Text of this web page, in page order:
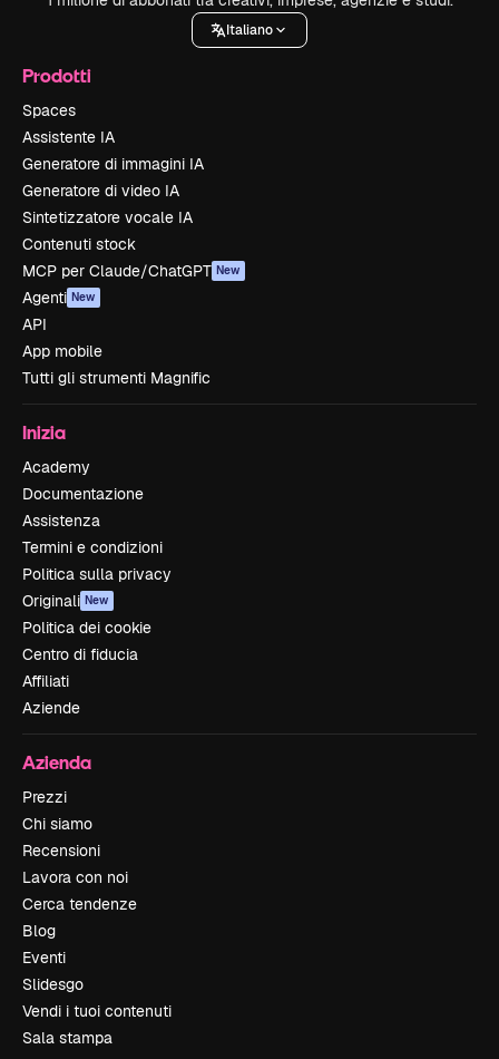
Italiano
Prodotti
Spaces
Assistente IA
Generatore di immagini IA
Generatore di video IA
Sintetizzatore vocale IA
Contenuti stock
MCP per Claude/ChatGPT New
Agenti New
API
App mobile
Tutti gli strumenti Magnific
Inizia
Academy
Documentazione
Assistenza
Termini e condizioni
Politica sulla privacy
Originali New
Politica dei cookie
Centro di fiducia
Affiliati
Aziende
Azienda
Prezzi
Chi siamo
Recensioni
Lavora con noi
Cerca tendenze
Blog
Eventi
Slidesgo
Vendi i tuoi contenuti
Sala stampa